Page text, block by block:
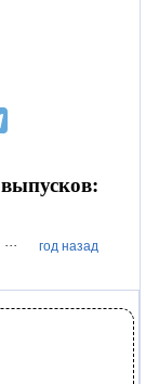
··· год назад